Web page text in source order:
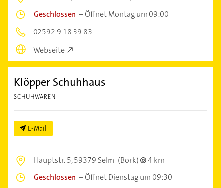
Geschlossen –Öffnet Montag um 09:00
02592 9 18 39 83
Webseite
Klöpper Schuhhaus
SCHUHWAREN
E-Mail
Hauptstr. 5,59379 Selm (Bork)
4 km
Geschlossen –Öffnet Dienstag um 09:30